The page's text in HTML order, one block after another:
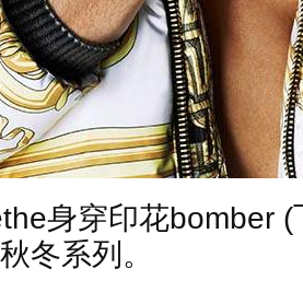
身穿印花bomber (
秋冬系列。